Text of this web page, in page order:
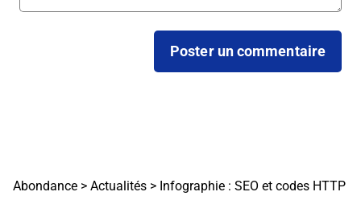
Abondance > Actualités > Infographie : SEO et codes HTTP